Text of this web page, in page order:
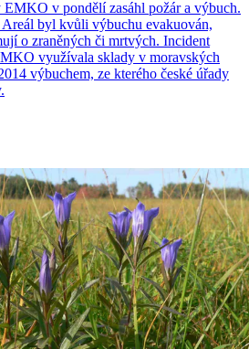
v pondělí zasáhl požár a výbuch.
byl kvůli výbuchu evakuován,
o zraněných či mrtvých. Incident
využívala sklady v moravských
výbuchem, ze kterého české úřady